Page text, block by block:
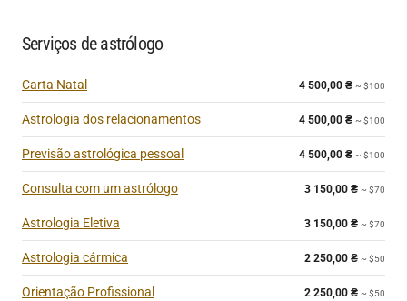
Serviços de astrólogo
Carta Natal 4 500,00 ₴ ~ $100
Astrologia dos relacionamentos 4 500,00 ₴ ~ $100
Previsão astrológica pessoal 4 500,00 ₴ ~ $100
Consulta com um astrólogo 3 150,00 ₴ ~ $70
Astrologia Eletiva 3 150,00 ₴ ~ $70
Astrologia cármica 2 250,00 ₴ ~ $50
Orientação Profissional 2 250,00 ₴ ~ $50